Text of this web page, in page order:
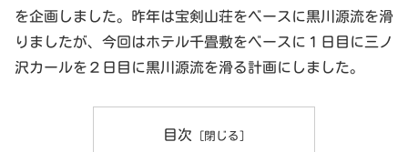
を企画しました。昨年は宝剣山荘をベースに黒川源流を滑
りましたが、今回はホテル千畳敷をベースに１日目に三ノ
沢カールを２日目に黒川源流を滑る計画にしました。
目次